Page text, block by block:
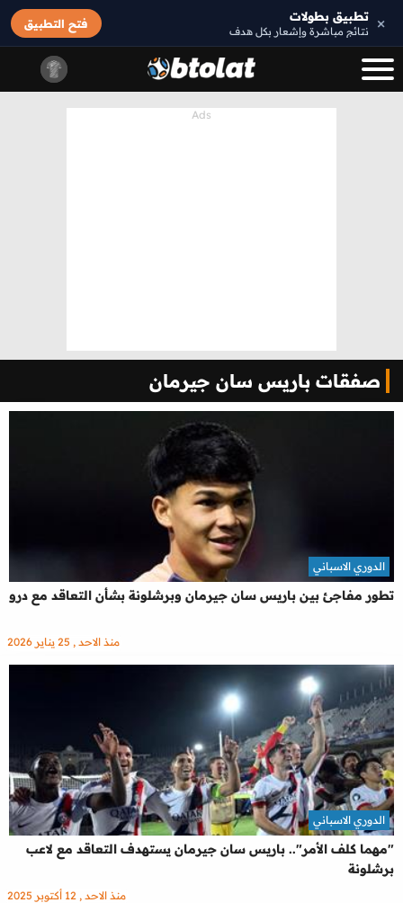
× تطبيق بطولات
نتائج مباشرة وإشعار بكل هدف
فتح التطبيق
صفقات باريس سان جيرمان
تطور مفاجئ بين باريس سان جيرمان وبرشلونة بشأن التعاقد مع درو
الدوري الاسباني
منذ الاحد , 25 يناير 2026
"مهما كلف الأمر".. باريس سان جيرمان يستهدف التعاقد مع لاعب
برشلونة
الدوري الاسباني
منذ الاحد , 12 أكتوبر 2025